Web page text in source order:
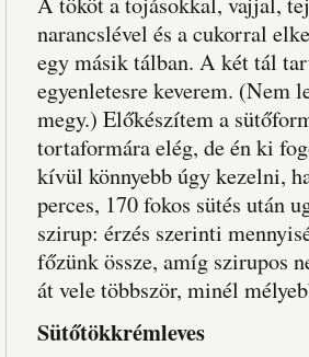
narancslével és a cukorral
egy másik tálban. A két tál
egyenletesre keverem. (Nem
megy.) Előkészítem a
tortaformára elég, de én ki
kívül könnyebb úgy kezelni,
perces, 170 fokos sütés után
szirup: érzés szerinti
főzünk össze, amíg szirupos
át vele többször, minél
Sütőtökkrémleves